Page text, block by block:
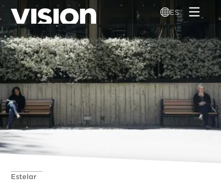
Pasar
al
contenido
principal
ES
Estelar